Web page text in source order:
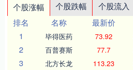
个股涨幅 个股跌幅 个股流入
排名
名称 最新价
1
毕得医药 73.92
2 百普赛斯 77.7
3 北方长龙 113.23